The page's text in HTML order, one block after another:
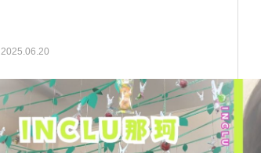
2025.06.20